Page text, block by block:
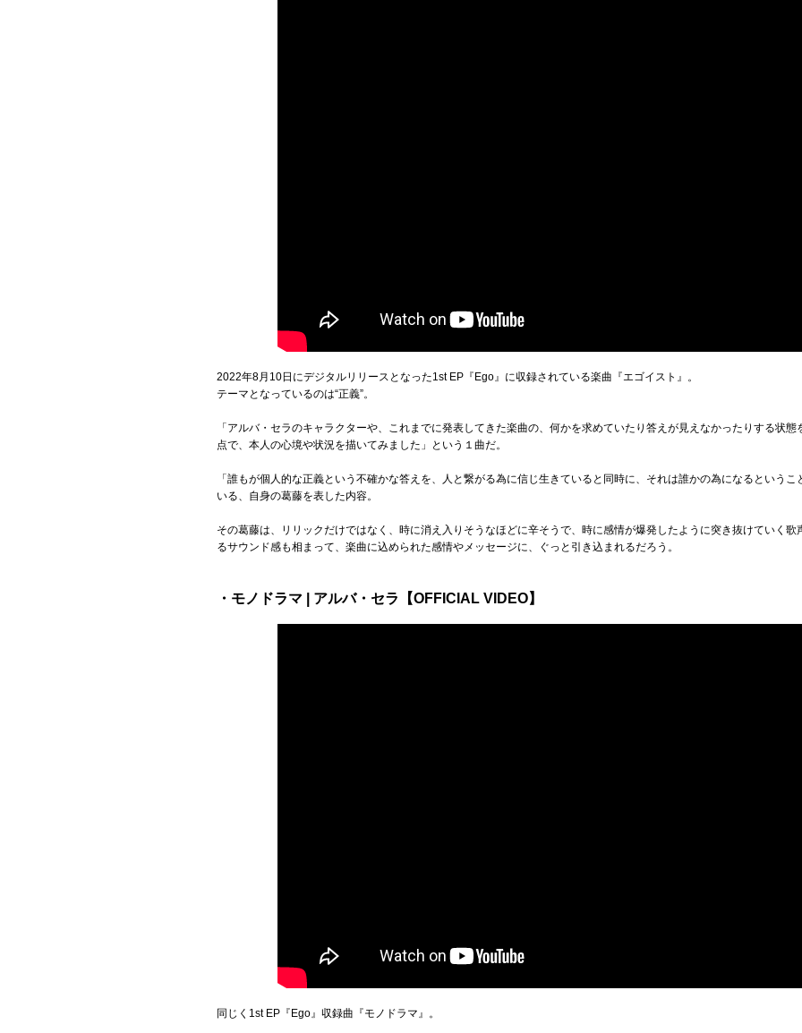
2022年8月10日にデジタルリリースとなった1st EP『Ego』に収録されている楽曲『エゴイスト』。
テーマとなっているのは“正義”。
「アルバ・セラのキャラクターや、これまでに発表してきた楽曲の、何かを求めていたり答えが見えなかったりする状
点で、本人の心境や状況を描いてみました」という１曲だ。
「誰もが個人的な正義という不確かな答えを、人と繋がる為に信じ生きていると同時に、それは誰かの為になるという
いる、自身の葛藤を表した内容。
その葛藤は、リリックだけではなく、時に消え入りそうなほどに辛そうで、時に感情が爆発したように突き抜けていく
るサウンド感も相まって、楽曲に込められた感情やメッセージに、ぐっと引き込まれるだろう。
・モノドラマ | アルバ・セラ【OFFICIAL VIDEO】
同じく1st EP『Ego』収録曲『モノドラマ』。